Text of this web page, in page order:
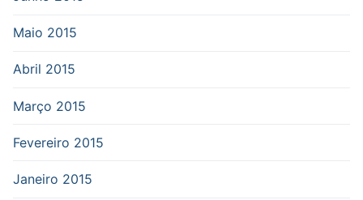
Maio 2015
Abril 2015
Março 2015
Fevereiro 2015
Janeiro 2015